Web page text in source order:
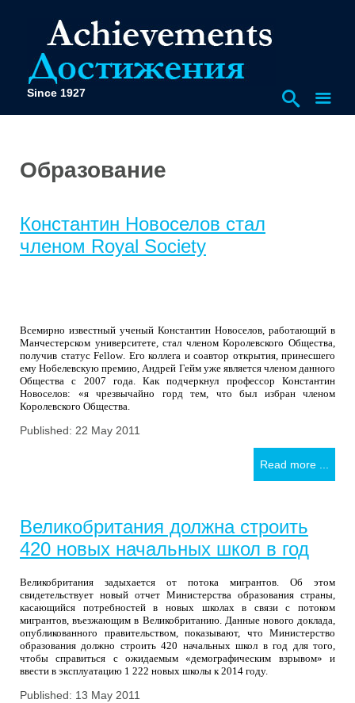
Since 1927
Образование
Константин Новоселов стал
членом Royal Society
Всемирно известный ученый Константин Новоселов, работающий в
Манчестерском университете, стал членом Королевского Общества,
получив статус Fellow. Его коллега и соавтор открытия, принесшего
ему Нобелевскую премию, Андрей Гейм уже является членом данного
Общества с 2007 года. Как подчеркнул профессор Константин
Новоселов: «я чрезвычайно горд тем, что был избран членом
Королевского Общества.
Published: 22 May 2011
Read more ...
Великобритания должна строить
420 новых начальных школ в год
Великобритания задыхается от потока мигрантов. Об этом
свидетельствует новый отчет Министерства образования страны,
касающийся потребностей в новых школах в связи с потоком
мигрантов, въезжающим в Великобританию. Данные нового доклада,
опубликованного правительством, показывают, что Министерство
образования должно строить 420 начальных школ в год для того,
чтобы справиться с ожидаемым «демографическим взрывом» и
ввести в эксплуатацию 1 222 новых школы к 2014 году.
Published: 13 May 2011